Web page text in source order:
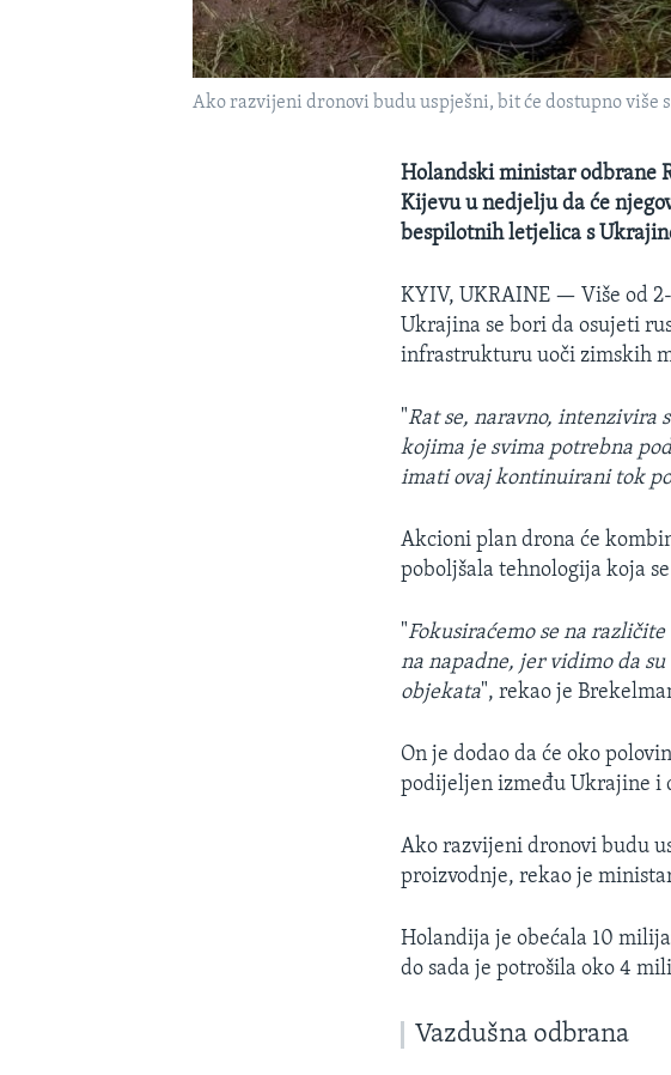
Ako razvijeni dronovi budu uspješni, bit će dostupno više
Holandski ministar odbrane
Kijevu u nedjelju da će
bespilotnih letjelica s
KYIV, UKRAINE — Više od
Ukrajina se bori da osujeti
infrastrukturu uoči zimskih
"Rat se, naravno, intenzivira
kojima je svima potrebna
imati ovaj kontinuirani tok
Akcioni plan drona će
poboljšala tehnologija koja
"Fokusiraćemo se na
na napadne, jer vidimo da
objekata", rekao je
On je dodao da će oko
podijeljen između Ukrajine i
Ako razvijeni dronovi budu
proizvodnje, rekao je
Holandija je obećala 10
do sada je potrošila oko 4
Vazdušna odbrana